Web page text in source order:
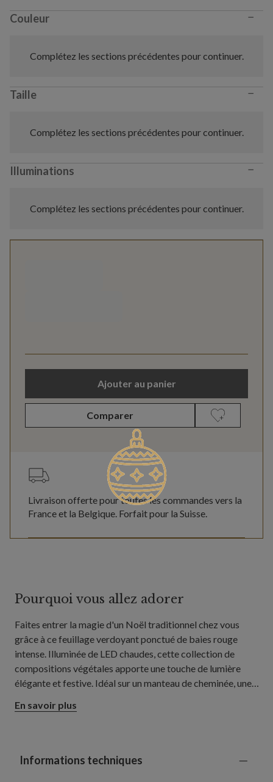
Couleur −
Complétez les sections précédentes pour continuer.
Taille −
Complétez les sections précédentes pour continuer.
Illuminations −
Complétez les sections précédentes pour continuer.
Ajouter au panier
Comparer
Livraison offerte pour toutes les commandes vers la
France et la Belgique. Forfait pour la Suisse.
Pourquoi vous allez adorer
Faites entrer la magie d'un Noël traditionnel chez vous
grâce à ce feuillage verdoyant ponctué de baies rouge
intense. Illuminée de LED chaudes, cette collection de
compositions végétales apporte une touche de lumière
élégante et festive. Idéal sur un manteau de cheminée, une
chaleureuse.
En savoir plus
Informations techniques